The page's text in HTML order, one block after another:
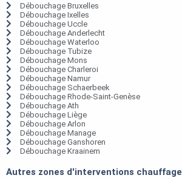
Débouchage Bruxelles
Débouchage Ixelles
Débouchage Uccle
Débouchage Anderlecht
Débouchage Waterloo
Débouchage Tubize
Débouchage Mons
Débouchage Charleroi
Débouchage Namur
Débouchage Schaerbeek
Débouchage Rhode-Saint-Genèse
Débouchage Ath
Débouchage Liège
Débouchage Arlon
Débouchage Manage
Débouchage Ganshoren
Débouchage Kraainem
Autres zones d'interventions chauffage